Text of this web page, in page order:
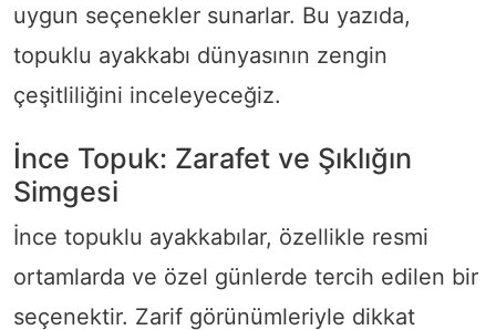
uygun seçenekler sunarlar. Bu yazıda,
topuklu ayakkabı dünyasının zengin
çeşitliliğini inceleyeceğiz.
İnce Topuk: Zarafet ve Şıklığın
Simgesi
İnce topuklu ayakkabılar, özellikle resmi
ortamlarda ve özel günlerde tercih edilen bir
seçenektir. Zarif görünümleriyle dikkat